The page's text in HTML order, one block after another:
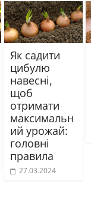
Як садити
цибулю
навесні,
щоб
отримати
максимальн
ий урожай:
головні
правила
27.03.2024